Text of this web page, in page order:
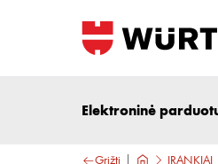
Elektroninė
Grįžti ĮRANKIAI